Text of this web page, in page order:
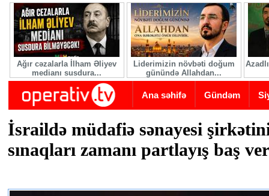
Skip to main content
Ağır cəzalarla İlham Əliyev
medianı susdura...
Liderimizin növbəti doğum
günündə Allahdan...
Ana səhifə Gündəm
İsraildə müdafiə sənayesi
sınaqları zamanı partlayış baş